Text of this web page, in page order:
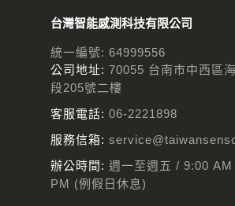
台灣智能感測科技有限公司
統一編號: 64999556
公司地址: 70055 台南市中西區
段205號二樓
客服電話: 06-2221898
服務信箱:
辦公時間: 週一至週五 / 9:00
PM (例假日休息)